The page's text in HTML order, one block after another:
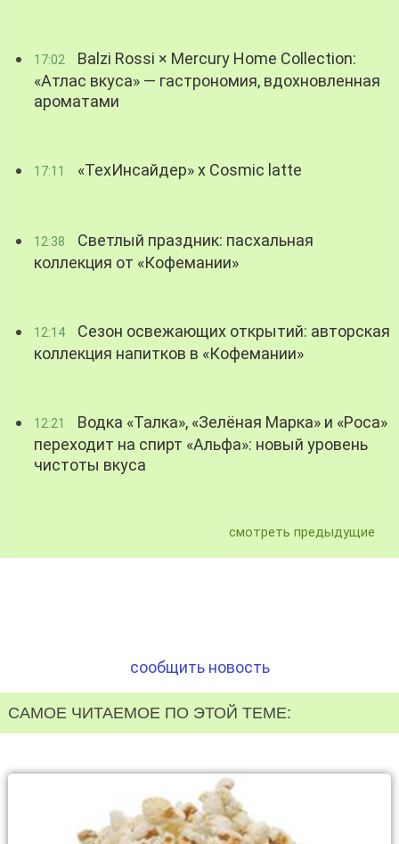
17:02
Balzi Rossi × Mercury Home Collection:
«Атлас вкуса» — гастрономия, вдохновленная
ароматами
17:11 «ТехИнсайдер» х Cosmic latte
12:38
Светлый праздник: пасхальная
коллекция от «Кофемании»
12:14
Сезон освежающих открытий: авторская
коллекция напитков в «Кофемании»
12:21
Водка «Талка», «Зелёная Марка» и «Роса»
переходит на спирт «Альфа»: новый уровень
чистоты вкуса
смотреть предыдущие
сообщить новость
САМОЕ ЧИТАЕМОЕ ПО ЭТОЙ ТЕМЕ: